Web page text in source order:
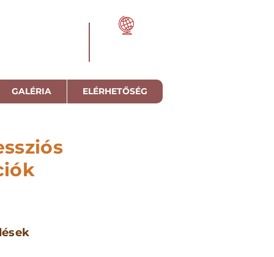
GALÉRIA ELÉRHETŐSÉG